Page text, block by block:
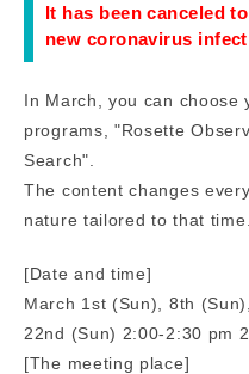
It has been canceled
new coronavirus
In March, you can choose
programs, "Rosette
Search".
The content changes
nature tailored to that time.
[Date and time]
March 1st (Sun), 8th
22nd (Sun) 2:00-2:30 pm
[The meeting place]